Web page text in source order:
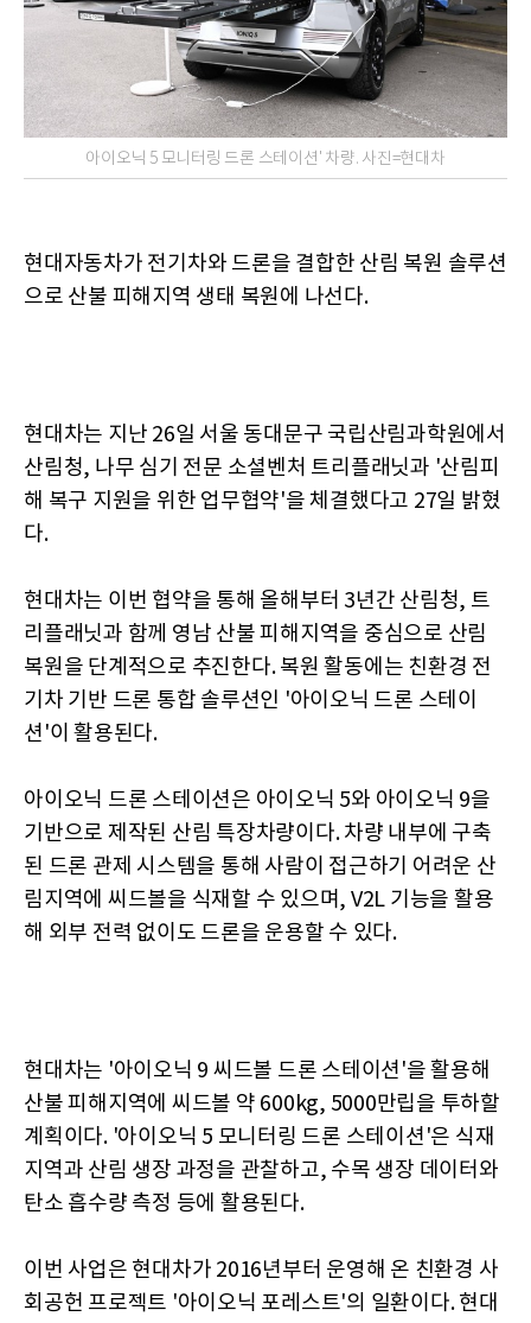
아이오닉 5 모니터링 드론 스테이션' 차량. 사진=현대차
현대자동차가 전기차와 드론을 결합한 산림 복원 솔루션
으로 산불 피해지역 생태 복원에 나선다.
현대차는 지난 26일 서울 동대문구 국립산림과학원에서
산림청, 나무 심기 전문 소셜벤처 트리플래닛과 '산림피
해 복구 지원을 위한 업무협약'을 체결했다고 27일 밝혔
다.
현대차는 이번 협약을 통해 올해부터 3년간 산림청, 트
리플래닛과 함께 영남 산불 피해지역을 중심으로 산림
복원을 단계적으로 추진한다. 복원 활동에는 친환경 전
기차 기반 드론 통합 솔루션인 '아이오닉 드론 스테이
션'이 활용된다.
아이오닉 드론 스테이션은 아이오닉 5와 아이오닉 9을
기반으로 제작된 산림 특장차량이다. 차량 내부에 구축
된 드론 관제 시스템을 통해 사람이 접근하기 어려운 산
림지역에 씨드볼을 식재할 수 있으며, V2L 기능을 활용
해 외부 전력 없이도 드론을 운용할 수 있다.
현대차는 '아이오닉 9 씨드볼 드론 스테이션'을 활용해
산불 피해지역에 씨드볼 약 600kg, 5000만립을 투하할
계획이다. '아이오닉 5 모니터링 드론 스테이션'은 식재
지역과 산림 생장 과정을 관찰하고, 수목 생장 데이터와
탄소 흡수량 측정 등에 활용된다.
이번 사업은 현대차가 2016년부터 운영해 온 친환경 사
회공헌 프로젝트 '아이오닉 포레스트'의 일환이다. 현대